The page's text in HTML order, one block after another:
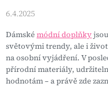
6.4.2025
Dámskémódní doplňky
světovými trendy, ale i
na osobní vyjádření. V
přírodní materiály,
hodnotám – a právě zde